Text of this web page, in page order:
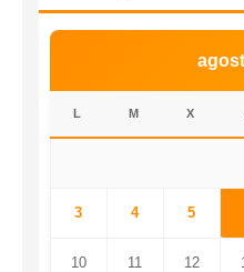
L M X
3 4 5
10 11 12